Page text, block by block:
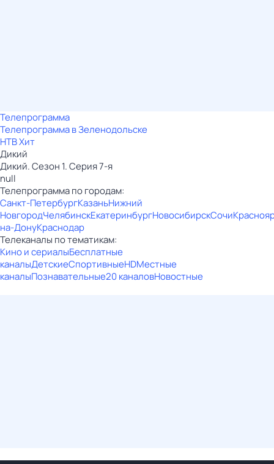
Телепрограмма
Телепрограмма в Зеленодольске
НТВ Хит
Дикий
Дикий. Сезон 1. Серия 7-я
null
Телепрограмма по городам:
Санкт-ПетербургКазаньНижний
НовгородЧелябинскЕкатеринбургНовосибирскСочи
на-ДонуКраснодар
Телеканалы по тематикам:
Кино и сериалыБесплатные
каналыДетскиеСпортивныеHDМестные
каналыПознавательные20 каналовНовостные